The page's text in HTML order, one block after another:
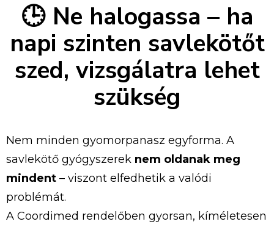
🕒 Ne halogassa – ha
napi szinten savlekötőt
szed, vizsgálatra lehet
szükség
Nem minden gyomorpanasz egyforma. A
savlekötő gyógyszerek nem oldanak meg
mindent – viszont elfedhetik a valódi
problémát.
A Coordimed rendelőben gyorsan, kíméletesen